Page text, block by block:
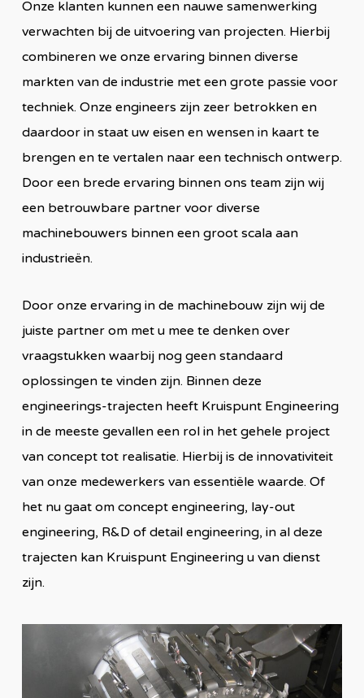
Onze klanten kunnen een nauwe samenwerking
verwachten bij de uitvoering van projecten. Hierbij
combineren we onze ervaring binnen diverse
markten van de industrie met een grote passie voor
techniek. Onze engineers zijn zeer betrokken en
daardoor in staat uw eisen en wensen in kaart te
brengen en te vertalen naar een technisch ontwerp.
Door een brede ervaring binnen ons team zijn wij
een betrouwbare partner voor diverse
machinebouwers binnen een groot scala aan
industrieën.
Door onze ervaring in de machinebouw zijn wij de
juiste partner om met u mee te denken over
vraagstukken waarbij nog geen standaard
oplossingen te vinden zijn. Binnen deze
engineerings-trajecten heeft Kruispunt Engineering
in de meeste gevallen een rol in het gehele project
van concept tot realisatie. Hierbij is de innovativiteit
van onze medewerkers van essentiële waarde. Of
het nu gaat om concept engineering, lay-out
engineering, R&D of detail engineering, in al deze
trajecten kan Kruispunt Engineering u van dienst
zijn.